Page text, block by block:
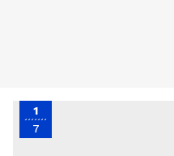
1
7